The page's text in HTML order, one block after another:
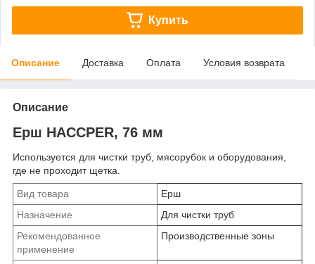
Купить
Описание Доставка Оплата Условия возврата
Описание
Ерш HACCPER, 76 мм
Используется для чистки труб, мясорубок и оборудования,
где не проходит щетка.
Вид товара
Ерш
Назначение
Для чистки труб
Рекомендованное
применение
Производственные зоны